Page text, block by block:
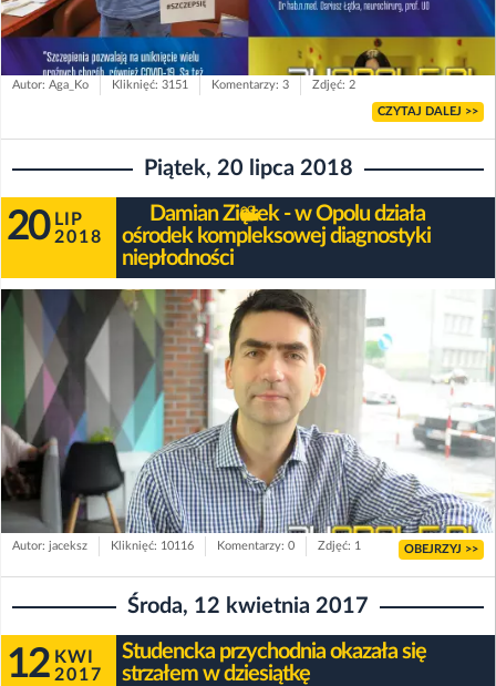
Autor: Aga_Ko Kliknięć: 3151 Komentarzy: 3 Zdjęć: 2
CZYTAJ DALEJ >>
Piątek, 20 lipca 2018
20 LIP
2018
Damian Ziętek - w Opolu działa
ośrodek kompleksowej diagnostyki
niepłodności
Autor: jaceksz Kliknięć: 10116 Komentarzy: 0 Zdjęć: 1 OBEJRZYJ >>
Środa, 12 kwietnia 2017
12 KWI
2017
Studencka przychodnia okazała się
strzałem w dziesiątkę